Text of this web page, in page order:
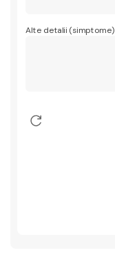
Alte detalii (simptome)